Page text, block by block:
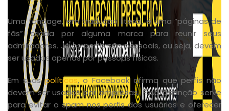
Uma fanpage, em tradução literal, é uma “páginas de
fãs” criada por alguma marca para reunir seus
admiradores. Já os perfis são pessoais, ou seja, devem
ser usados apenas por pessoas físicas.
Em suaspolíticas, o Facebook afirma que perfis não
devem ser usados por empresas. Essa distinção serve
para evitar o spam nos perfis dos usuários e oferecer